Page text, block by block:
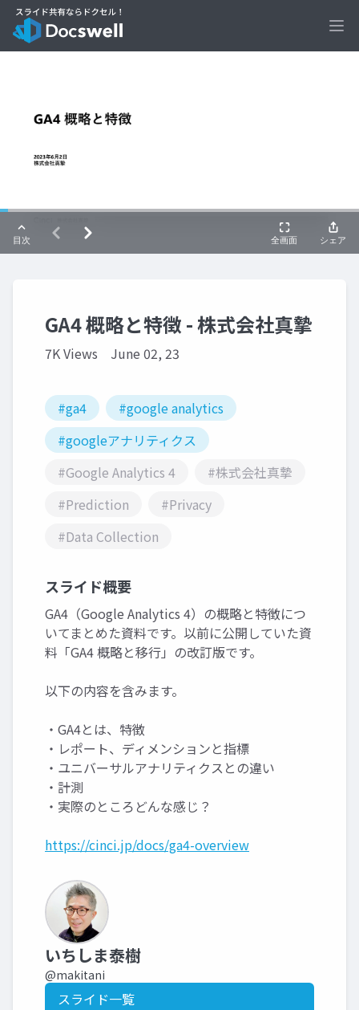
GA4 概略と特徴 - 株式会社真摯
7K Views June 02, 23
#ga4
#google analytics
#googleアナリティクス
#Google Analytics 4
#株式会社真摯
#Prediction
#Privacy
#Data Collection
スライド概要
GA4（Google Analytics 4）の概略と特徴につ
いてまとめた資料です。以前に公開していた資
料「GA4 概略と移行」の改訂版です。
以下の内容を含みます。
・GA4とは、特徴
・レポート、ディメンションと指標
・ユニバーサルアナリティクスとの違い
・計測
・実際のところどんな感じ？
https://cinci.jp/docs/ga4-overview
いちしま泰樹
@makitani
スライド一覧